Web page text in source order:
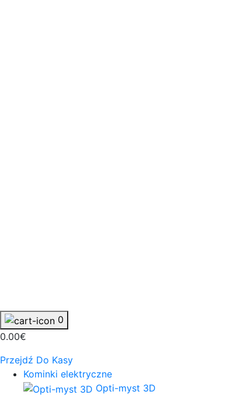
0
0.00€
Przejdź Do Kasy
Kominki elektryczne
Opti-myst 3D